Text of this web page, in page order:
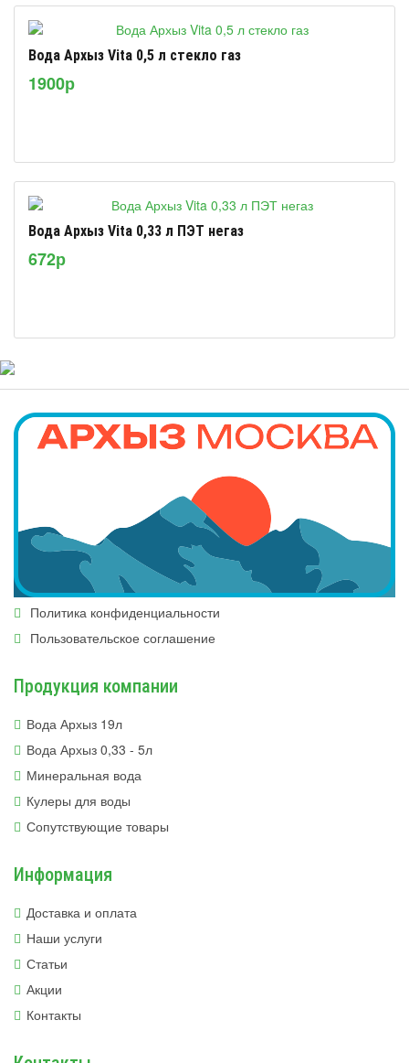
Вода Архыз Vita 0,5 л стекло газ
1900р
Вода Архыз Vita 0,33 л ПЭТ негаз
672р
Политика конфиденциальности
Пользовательское соглашение
Продукция компании
Вода Архыз 19л
Вода Архыз 0,33 - 5л
Минеральная вода
Кулеры для воды
Сопутствующие товары
Информация
Доставка и оплата
Наши услуги
Статьи
Акции
Контакты